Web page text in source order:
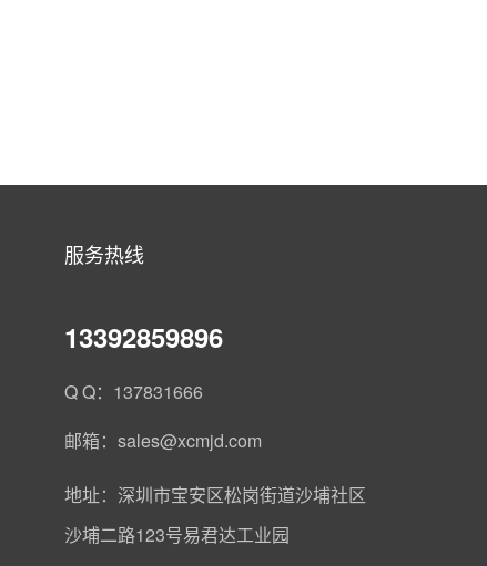
服务热线
13392859896
Q Q：137831666
邮箱：sales@xcmjd.com
地址：深圳市宝安区松岗街道沙埔社区
沙埔二路123号易君达工业园